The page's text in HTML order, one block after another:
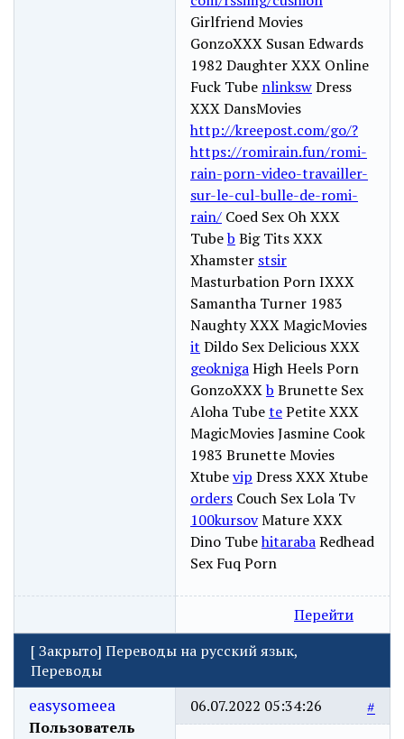
Girlfriend Movies
GonzoXXX Susan Edwards
1982 Daughter XXX Online
Fuck Tube nlinkswDress
XXX DansMovies
http://kreepost.com/go/?
https://romirain.fun/romi-
rain-porn-video-travailler-
sur-le-cul-bulle-de-romi-
rain/ Coed Sex Oh XXX
Tubeb Big Tits XXX
Xhamster stsir
Masturbation Porn IXXX
Samantha Turner 1983
Naughty XXX MagicMovies
it Dildo Sex Delicious XXX
geoknigaHigh Heels Porn
GonzoXXXb Brunette Sex
Aloha TubetePetite XXX
MagicMovies Jasmine Cook
1983 Brunette Movies
Xtubevip Dress XXX Xtube
orders Couch Sex Lola Tv
100kursovMature XXX
Dino TubehitarabaRedhead
Sex Fuq Porn
Перейти
[Закрыто] Переводы на русский язык,
Переводы
easysomeea
Пользователь
#
06.07.2022 05:34:26